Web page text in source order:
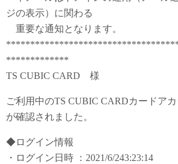
ジの表示）に関わる
重要な通知となります。
*************
TS CUBIC CARD 様
ご利用中のTS CUBIC CARDカードア
が確認されました。
◆ログイン情報
・ログイン日時 ：2021/6/243:23:14